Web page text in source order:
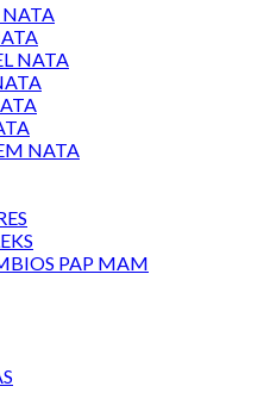
NATA
NATA
NATA
PAP MAM